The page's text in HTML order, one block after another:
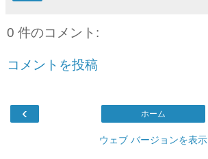
0 件のコメント:
コメントを投稿
‹ ホーム
ウェブ バージョンを表示